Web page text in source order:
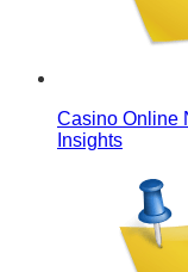
Casino Online
Insights